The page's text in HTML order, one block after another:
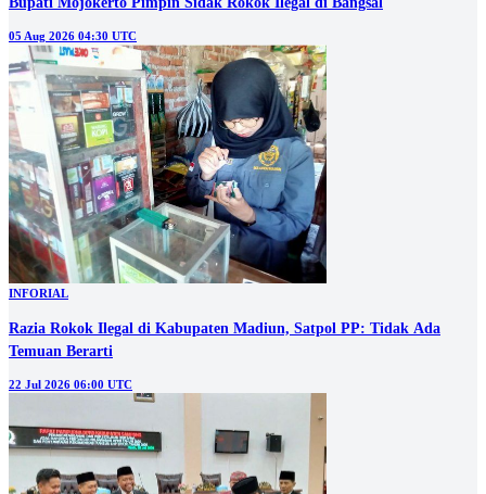
05 Aug 2026 04:30 UTC
INFORIAL
Razia Rokok Ilegal di Kabupaten Madiun, Satpol PP: Tidak Ada
Temuan Berarti
22 Jul 2026 06:00 UTC